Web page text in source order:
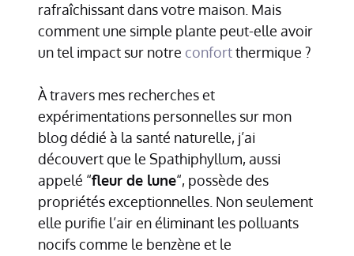
rafraîchissant dans votre maison. Mais
comment une simple plante peut-elle avoir
un tel impact sur notre confortthermique ?
À travers mes recherches et
expérimentations personnelles sur mon
blog dédié à la santé naturelle, j’ai
découvert que le Spathiphyllum, aussi
appelé “fleur de lune“, possède des
propriétés exceptionnelles. Non seulement
elle purifie l’air en éliminant les polluants
nocifs comme le benzène et le